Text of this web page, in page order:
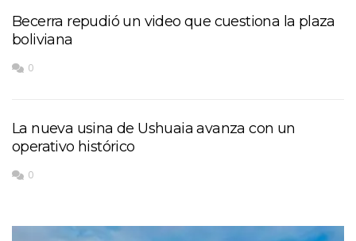
Becerra repudió un video que cuestiona la plaza
boliviana
0
La nueva usina de Ushuaia avanza con un
operativo histórico
0